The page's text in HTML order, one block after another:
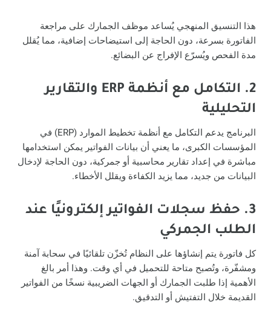
هذا التنسيق المنهجي يُساعد موظف الجمارك على مراجعة
الفاتورة بسرعة، دون الحاجة إلى استيضاحات إضافية، مما يُقلل
مدة الفحص ويُسرّع الإفراج عن البضائع.
2. التكامل مع أنظمة ERP والتقارير
التحليلية
البرنامج يدعم التكامل مع أنظمة تخطيط الموارد (ERP) في
المؤسسات الكبرى، ما يعني أن بيانات الفواتير يمكن استخدامها
مباشرة في إعداد تقارير محاسبية أو جمركية، دون الحاجة لإدخال
البيانات من جديد، مما يزيد الكفاءة ويقلل الأخطاء.
3. حفظ سجلات الفواتير إلكترونيًا عند
الطلب الجمركي
كل فاتورة يتم إنشاؤها على النظام تُخزّن تلقائيًا في سحابة آمنة
ومشفّرة، وتُصبح متاحة للتحميل في أي وقت. وهذا أمر بالغ
الأهمية إذا طلبت الجمارك أو الجهات الضريبية نسخًا من الفواتير
القديمة خلال التفتيش أو التدقيق.